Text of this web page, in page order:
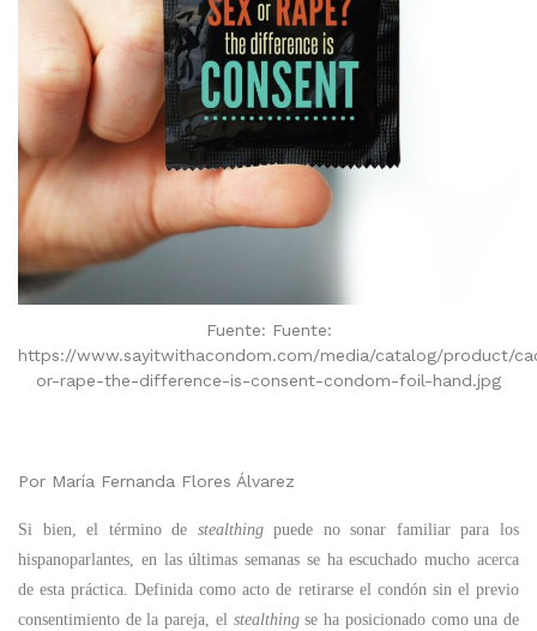
Fuente: Fuente:
https://www.sayitwithacondom.com/media/catalog/product/
or-rape-the-difference-is-consent-condom-foil-hand.jpg
Por María Fernanda Flores Álvarez
Si bien, el término de stealthingpuede no sonar familiar para los
hispanoparlantes, en las últimas semanas se ha escuchado mucho acerca
de esta práctica. Definida como acto de retirarse el condón sin el previo
consentimiento de la pareja, el stealthingse ha posicionado como una de